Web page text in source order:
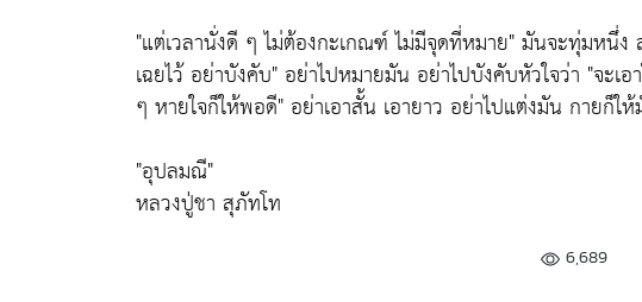
"แต่เวลานั่งดี ๆ ไม่ต้องกะเกณฑ์ ไม่มีจุดที่หมาย"มันจะทุ่มหนึ่ง
เฉยไว้ อย่าบังคับ"อย่าไปหมายมัน อย่าไปบังคับหัวใจว่า "จะเ
ๆ หายใจก็ให้พอดี"อย่าเอาสั้น เอายาว อย่าไปแต่งมัน กายก็ใ
"อุปลมณี"
หลวงปู่ชา สุภัทโท
6,689